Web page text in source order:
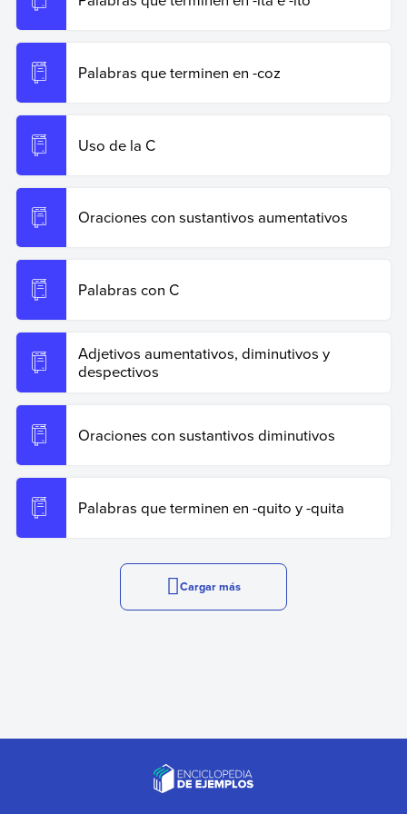
Palabras que terminen en -coz
Uso de la C
Oraciones con sustantivos aumentativos
Palabras con C
Adjetivos aumentativos, diminutivos y
despectivos
Oraciones con sustantivos diminutivos
Palabras que terminen en -quito y -quita
Cargar más